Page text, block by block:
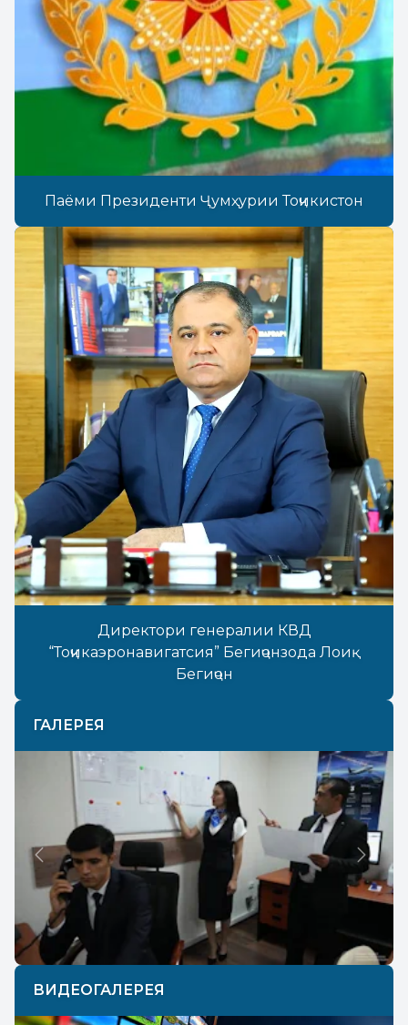
Паёми Президенти Ҷумҳурии Тоҷикистон
Директори генералии КВД
“Тоҷикаэронавигатсия” Бегиҷонзода Лоиқ
Бегиҷон
ГАЛЕРЕЯ
Previous Next
ВИДЕОГАЛЕРЕЯ